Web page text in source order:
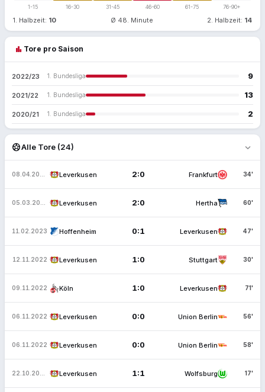
1-15 16-30 31-45 46-60 61-75 76-90+
1. Halbzeit: 10 Ø 48. Minute 2. Halbzeit: 14
bar_chart Tore pro Saison
2022/23 1. Bundesliga 9
2021/22 1. Bundesliga 13
2020/21 1. Bundesliga 2
sports_soccerAlle Tore (24) expand_more
Leverkusen 2:0 Frankfurt 34'
Leverkusen 2:0 Hertha 60'
11.02.2023 Hoffenheim 0:1 Leverkusen 47'
12.11.2022 Leverkusen 1:0 Stuttgart 30'
09.11.2022 Köln 1:0 Leverkusen 71'
06.11.2022 Leverkusen 0:0 Union Berlin 56'
06.11.2022 Leverkusen 0:0 Union Berlin 58'
Leverkusen 1:1 Wolfsburg 17'